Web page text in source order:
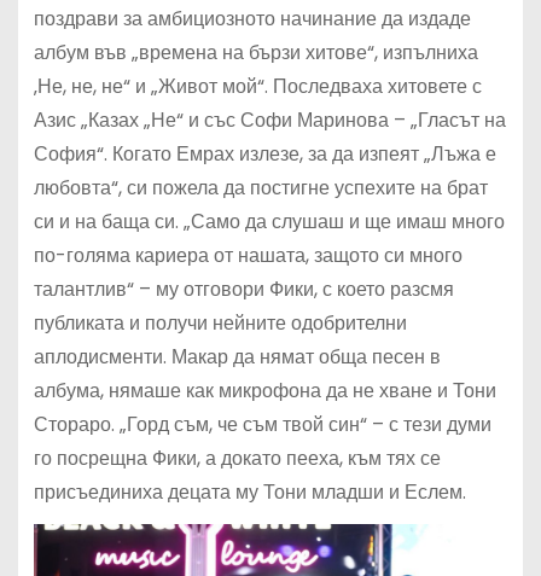
поздрави за амбициозното начинание да издаде
албум във „времена на бързи хитове“, изпълниха
‚Не, не, не“ и „Живот мой“. Последваха хитовете с
Азис „Казах „Не“ и със Софи Маринова – „Гласът на
София“. Когато Емрах излезе, за да изпеят „Лъжа е
любовта“, си пожела да постигне успехите на брат
си и на баща си. „Само да слушаш и ще имаш много
по-голяма кариера от нашата, защото си много
талантлив“ – му отговори Фики, с което разсмя
публиката и получи нейните одобрителни
аплодисменти. Макар да нямат обща песен в
албума, нямаше как микрофона да не хване и Тони
Стораро. „Горд съм, че съм твой син“ – с тези думи
го посрещна Фики, а докато пееха, към тях се
присъединиха децата му Тони младши и Еслем.